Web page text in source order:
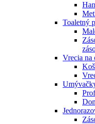
Toaletný
Vrecia na